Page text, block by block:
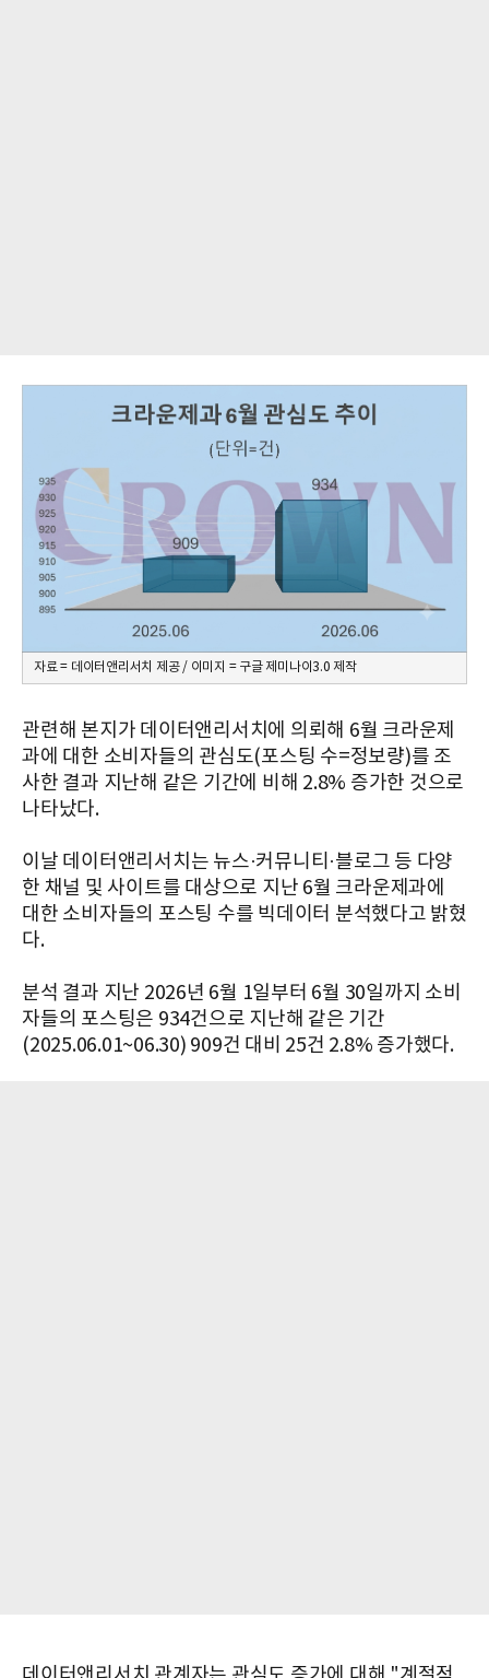
자료 = 데이터앤리서치 제공 / 이미지 = 구글 제미나이3.0 제작
관련해 본지가 데이터앤리서치에 의뢰해 6월 크라운제
과에 대한 소비자들의 관심도(포스팅 수=정보량)를 조
사한 결과 지난해 같은 기간에 비해 2.8% 증가한 것으로
나타났다.
이날 데이터앤리서치는 뉴스·커뮤니티·블로그 등 다양
한 채널 및 사이트를 대상으로 지난 6월 크라운제과에
대한 소비자들의 포스팅 수를 빅데이터 분석했다고 밝혔
다.
분석 결과 지난 2026년 6월 1일부터 6월 30일까지 소비
자들의 포스팅은 934건으로 지난해 같은 기간
(2025.06.01~06.30) 909건 대비 25건 2.8% 증가했다.